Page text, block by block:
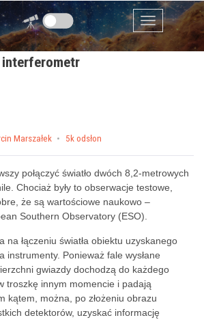
Menu
interferometr
Marszałek 5k odsłon
połączyć światło dwóch 8,2-metrowych
Chociaż były to obserwacje testowe,
że są wartościowe naukowo –
Southern Observatory (ESO).
na łączeniu światła obiektu uzyskanego
instrumenty. Ponieważ fale wysłane
gwiazdy dochodzą do każdego
troszkę innym momencie i padają
kątem, można, po złożeniu obrazu
detektorów, uzyskać informację